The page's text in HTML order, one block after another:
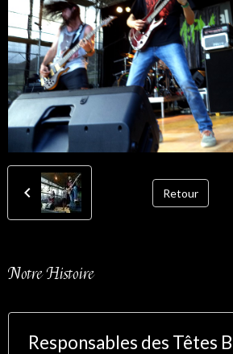
Retour
Notre Histoire
Responsables des Têtes